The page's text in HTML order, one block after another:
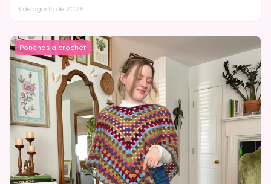
3 de agosto de 2026
Ponchos a crochet